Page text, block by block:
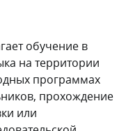
обучение в
на территории
программах
прохождение
или